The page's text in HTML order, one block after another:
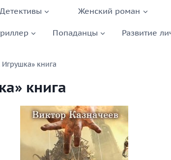
Детективы Женский роман
Попаданцы Развитие
книга
книга